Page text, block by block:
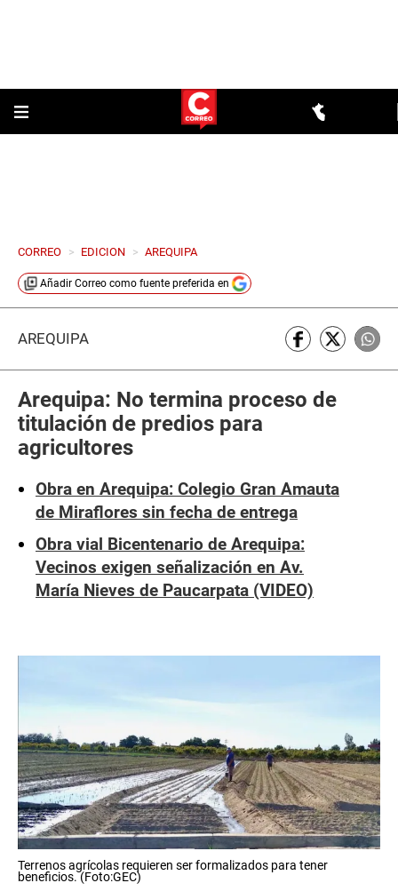
CORREO > EDICION > AREQUIPA
Añadir Correo como fuente preferida en
AREQUIPA
Arequipa: No termina proceso de
titulación de predios para
agricultores
Obra en Arequipa: Colegio Gran Amauta
de Miraflores sin fecha de entrega
Obra vial Bicentenario de Arequipa:
Vecinos exigen señalización en Av.
María Nieves de Paucarpata (VIDEO)
Terrenos agrícolas requieren ser formalizados para tener
beneficios. (Foto:GEC)